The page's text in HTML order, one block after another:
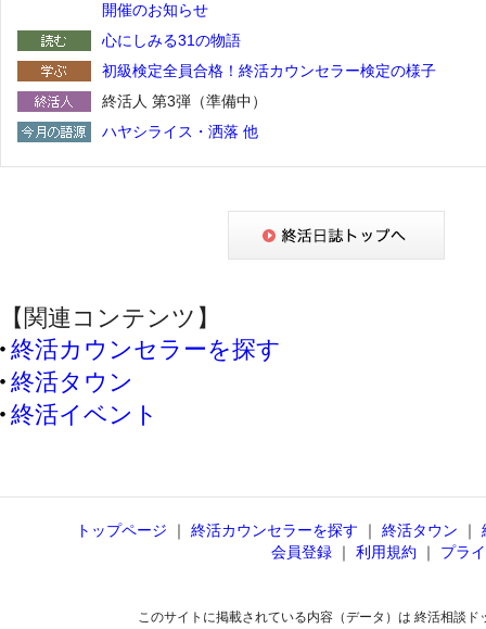
開催のお知らせ
心にしみる31の物語
初級検定全員合格！終活カウンセラー検定の様子
終活人 第3弾（準備中）
ハヤシライス・洒落 他
【関連コンテンツ】
終活カウンセラーを探す
終活タウン
終活イベント
トップページ ｜ 終活カウンセラーを探す ｜ 終活タウン ｜
会員登録 ｜ 利用規約 ｜ プラ
このサイトに掲載されている内容（データ）は 終活相談